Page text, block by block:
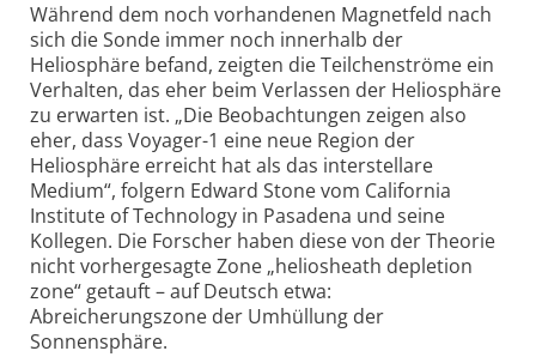
Während dem noch vorhandenen Magnetfeld nach
sich die Sonde immer noch innerhalb der
Heliosphäre befand, zeigten die Teilchenströme ein
Verhalten, das eher beim Verlassen der Heliosphäre
zu erwarten ist. „Die Beobachtungen zeigen also
eher, dass Voyager-1 eine neue Region der
Heliosphäre erreicht hat als das interstellare
Medium“, folgern Edward Stone vom California
Institute of Technology in Pasadena und seine
Kollegen. Die Forscher haben diese von der Theorie
nicht vorhergesagte Zone „heliosheath depletion
zone“ getauft – auf Deutsch etwa:
Abreicherungszone der Umhüllung der
Sonnensphäre.